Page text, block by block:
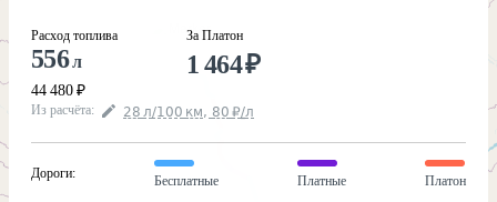
Расход топлива
556л
44 480 ₽
За Платон
1 464₽
Из расчёта: 28 л/100 км, 80 ₽/л
Дороги:
Бесплатные Платные Платон